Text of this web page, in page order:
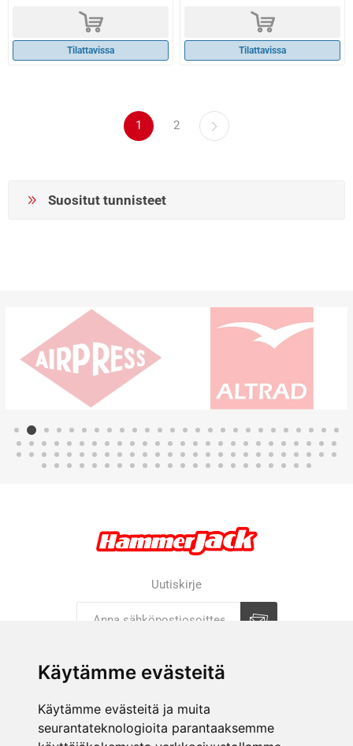
Käytämme evästeitä
Käytämme evästeitä ja muita
seurantateknologioita parantaaksemme
d
Tilattavissa
d
Tilattavissa
1 2
Suositut tunnisteet
Uutiskirje
YRITYS